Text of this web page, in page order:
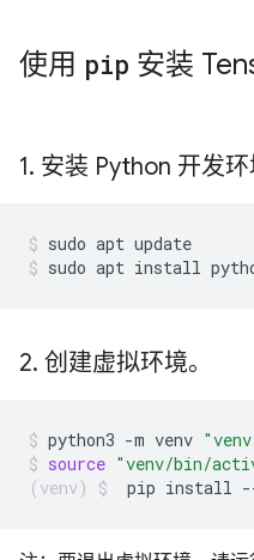
使用 pip 安装
1. 安装 Python 开发环
sudo apt update
sudo apt install
2. 创建虚拟环境。
python3 -m venv
source "venv/bin/
pip install